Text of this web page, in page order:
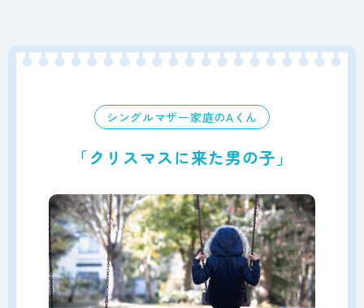
シングルマザー家庭のAくん
「クリスマスに来た男の子」